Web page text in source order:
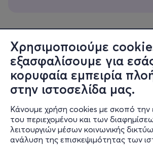
Χρησιμοποιούμε
εξασφαλίσουμε για
κορυφαία εμπειρία
στην ιστοσελίδα μας.
Κάνουμε χρήση cookies με σκοπό την
του περιεχομένου και των
λειτουργιών μέσων κοινωνικής
ανάλυση της επισκεψιμότητας των
Πληροφορίες
Υποστήριξη
Stay Connected